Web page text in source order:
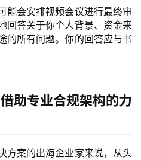
能会安排视频会议进行最终审
回答关于你个人背景、资金来
的所有问题。你的回答应与书
助专业合规架构的力
方案的出海企业家来说，从头